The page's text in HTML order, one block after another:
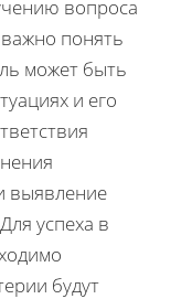
вопроса
понять
может быть
и его
выявление
успеха в
будут